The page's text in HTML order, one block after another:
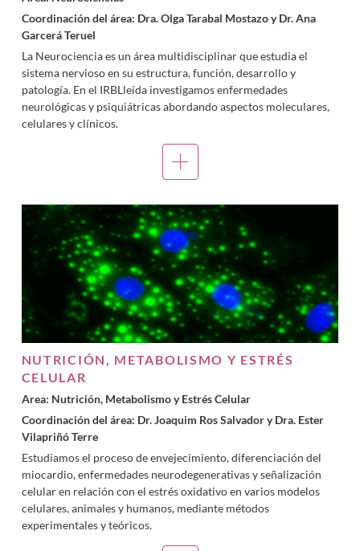
Coordinación del área: Dra. Olga Tarabal Mostazo y Dr. Ana
Garcerá Teruel
La Neurociencia es un área multidisciplinar que estudia el
sistema nervioso en su estructura, función, desarrollo y
patología. En el IRBLleida investigamos enfermedades
neurológicas y psiquiátricas abordando aspectos moleculares,
celulares y clínicos.
NUTRICIÓN, METABOLISMO Y ESTRÉS
CELULAR
Area: Nutrición, Metabolismo y Estrés Celular
Coordinación del área: Dr. Joaquim Ros Salvador y Dra. Ester
Vilapriñó Terre
Estudiamos el proceso de envejecimiento, diferenciación del
miocardio, enfermedades neurodegenerativas y señalización
celular en relación con el estrés oxidativo en varios modelos
celulares, animales y humanos, mediante métodos
experimentales y teóricos.